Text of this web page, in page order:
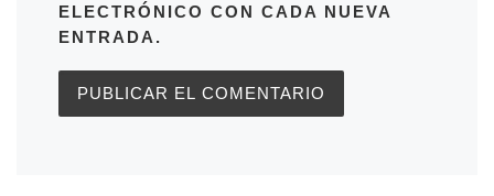
ELECTRÓNICO CON CADA NUEVA
ENTRADA.